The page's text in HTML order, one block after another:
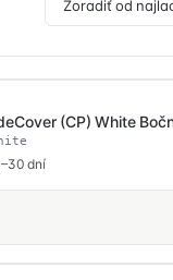
po
(CP) White
dní